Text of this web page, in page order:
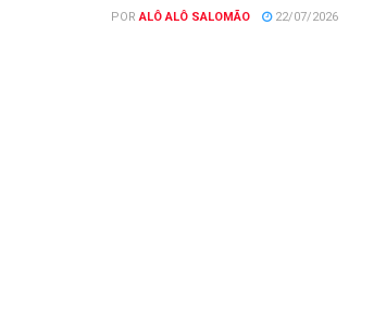
POR ALÔ ALÔ SALOMÃO 22/07/2026